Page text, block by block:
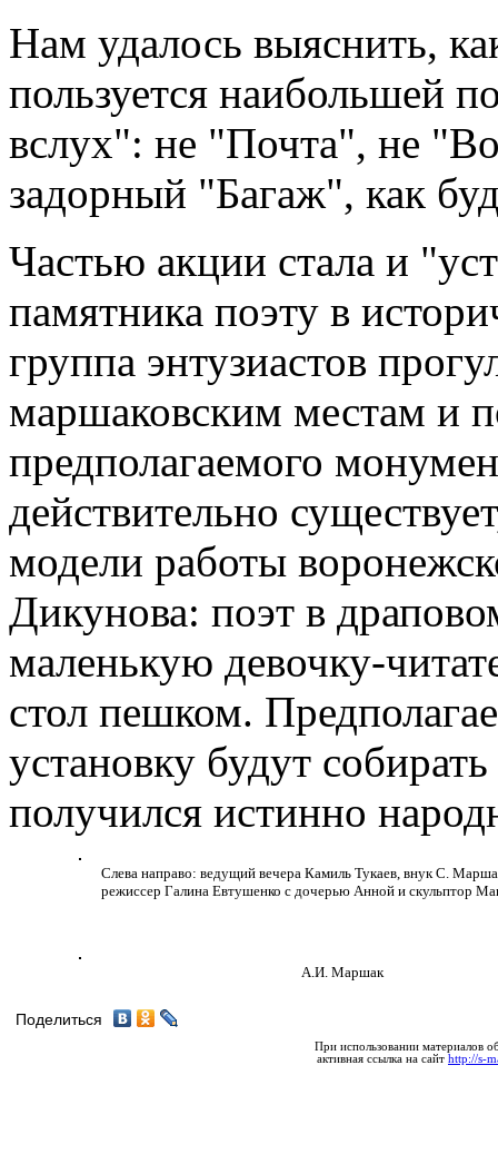
Нам удалось выяснить,
пользуется наибольшей
вслух": не "Почта", не
задорный "Багаж", как
Частью акции стала и
памятника поэту в
группа энтузиастов
маршаковским местам и
предполагаемого
действительно
модели работы
Дикунова: поэт в
маленькую девочку-
стол пешком.
установку будут
получился истинно
Слева направо: ведущий вечера Камиль Тукаев, внук С.
режиссер Галина Евтушенко с дочерью Анной и скульптор
А.И. Маршак
Поделиться
При использовании материалов
активная ссылка на сайт http://s-